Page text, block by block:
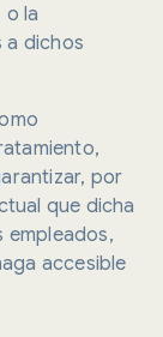
la
a dichos
por
que dicha
empleados,
accesible